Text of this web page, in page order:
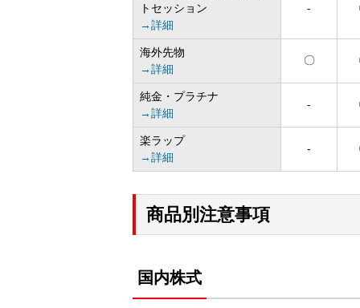
トセッション
→詳細
-
海外先物
→詳細
〇
純金・プラチナ
→詳細
-
楽ラップ
→詳細
-
商品別注意事項
国内株式